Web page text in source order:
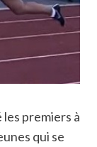
premiers à
qui se